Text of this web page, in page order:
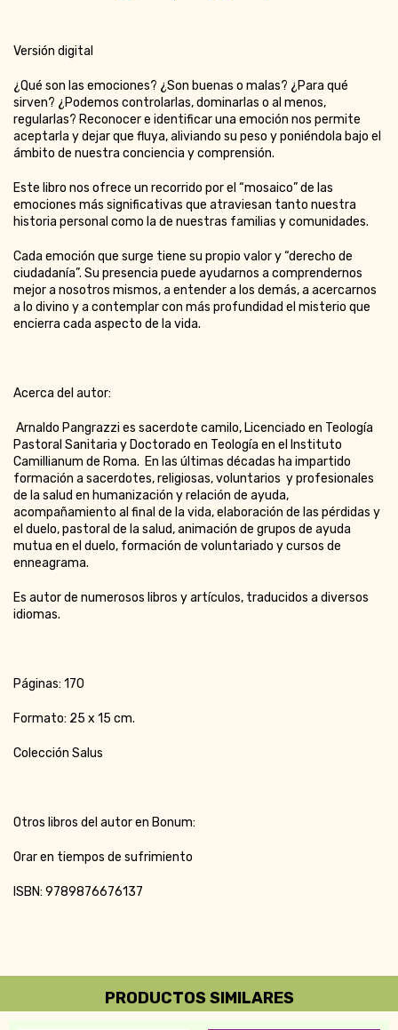
Versión digital
¿Qué son las emociones? ¿Son buenas o malas? ¿Para qué
sirven? ¿Podemos controlarlas, dominarlas o al menos,
regularlas? Reconocer e identificar una emoción nos permite
aceptarla y dejar que fluya, aliviando su peso y poniéndola bajo el
ámbito de nuestra conciencia y comprensión.
Este libro nos ofrece un recorrido por el “mosaico” de las
emociones más significativas que atraviesan tanto nuestra
historia personal como la de nuestras familias y comunidades.
Cada emoción que surge tiene su propio valor y “derecho de
ciudadanía”. Su presencia puede ayudarnos a comprendernos
mejor a nosotros mismos, a entender a los demás, a acercarnos
a lo divino y a contemplar con más profundidad el misterio que
encierra cada aspecto de la vida.
Acerca del autor:
Arnaldo Pangrazzi es sacerdote camilo, Licenciado en Teología
Pastoral Sanitaria y Doctorado en Teología en el Instituto
Camillianum de Roma. En las últimas décadas ha impartido
formación a sacerdotes, religiosas, voluntarios y profesionales
de la salud en humanización y relación de ayuda,
acompañamiento al final de la vida, elaboración de las pérdidas y
el duelo, pastoral de la salud, animación de grupos de ayuda
mutua en el duelo, formación de voluntariado y cursos de
enneagrama.
Es autor de numerosos libros y artículos, traducidos a diversos
idiomas.
Páginas: 170
Formato: 25 x 15 cm.
Colección Salus
Otros libros del autor en Bonum:
Orar en tiempos de sufrimiento
ISBN: 9789876676137
PRODUCTOS SIMILARES